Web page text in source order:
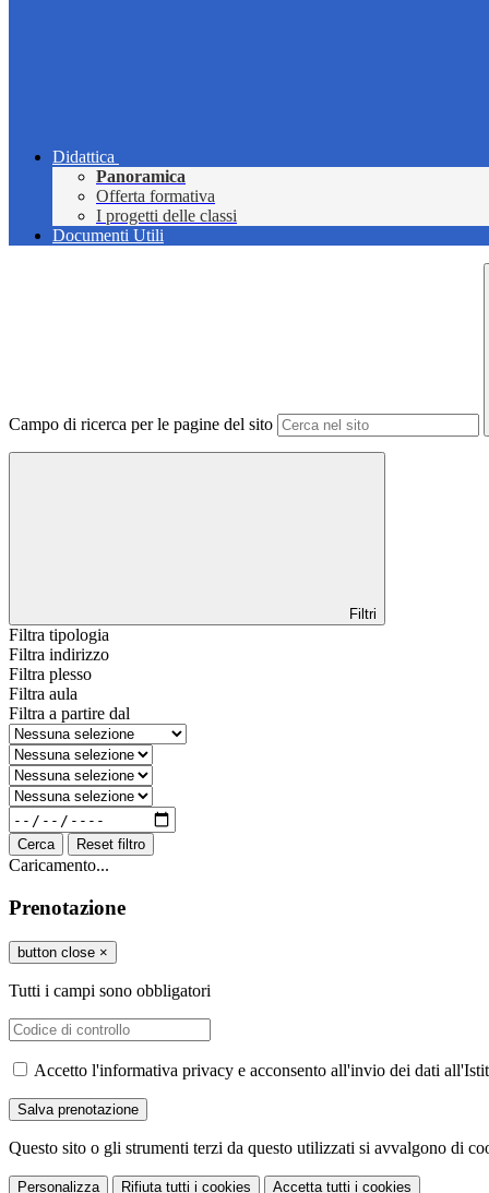
Didattica
Panoramica
Offerta formativa
I progetti delle classi
Documenti Utili
Campo di ricerca per le pagine del sito
Filtri
Filtra tipologia
Filtra indirizzo
Filtra plesso
Filtra aula
Filtra a partire dal
Cerca Reset filtro
Caricamento...
Prenotazione
button close ×
Tutti i campi sono obbligatori
Accetto l'informativa privacy e acconsento all'invio dei dati
Questo sito o gli strumenti terzi da questo utilizzati si avvalgono di
Personalizza Rifiuta tutti i cookies Accetta tutti i cookies